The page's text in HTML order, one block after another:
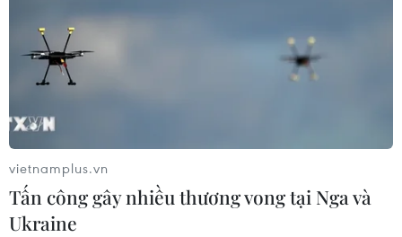
vietnamplus.vn
Tấn công gây nhiều thương vong tại Nga và
Ukraine